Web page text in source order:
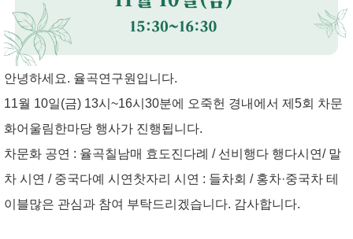
안녕하세요. 율곡연구원입니다.
11월 10일(금) 13시~16시30분에 오죽헌 경내에서 제5회 차문
화어울림한마당 행사가 진행됩니다.
차문화 공연 : 율곡칠남매 효도진다례 / 선비행다 행다시연/ 말
차 시연 / 중국다예 시연 찻자리 시연 : 들차회 / 홍차·중국차 테
이블많은 관심과 참여 부탁드리겠습니다. 감사합니다.